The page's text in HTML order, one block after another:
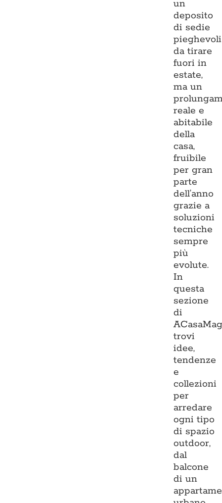
un
deposito
di sedie
pieghevoli
da tirare
fuori in
estate,
ma un
reale e
abitabile
della
casa,
fruibile
per gran
parte
dell’anno
grazie a
soluzioni
tecniche
sempre
più
evolute.
In
questa
sezione
di
trovi
idee,
tendenze
e
collezioni
per
arredare
ogni tipo
di spazio
outdoor,
dal
balcone
di un